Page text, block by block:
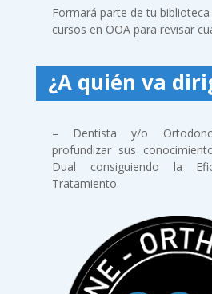
Formará parte de tu
cursos en OOA para revisar
¿A quién va
– Dentista y/o
profundizar sus
Dual consiguiendo la
Tratamiento.